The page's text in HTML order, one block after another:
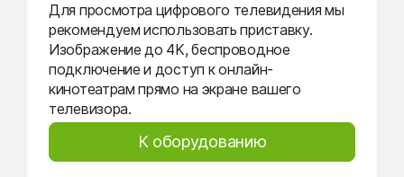
Для просмотра цифрового телевидения мы
рекомендуем использовать приставку.
Изображение до 4K, беспроводное
подключение и доступ к онлайн-
кинотеатрам прямо на экране вашего
телевизора.
К оборудованию